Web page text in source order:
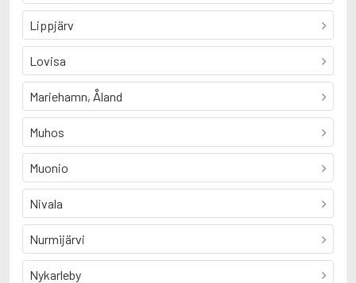
Lippjärv
Lovisa
Mariehamn, Åland
Muhos
Muonio
Nivala
Nurmijärvi
Nykarleby